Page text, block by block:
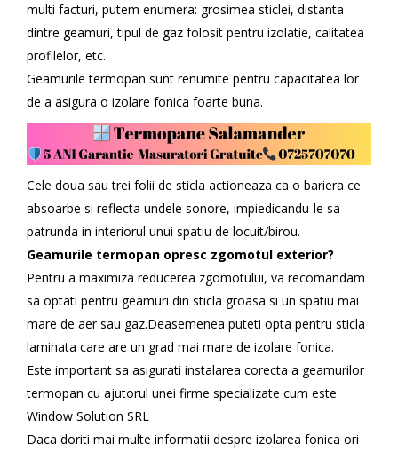
multi facturi, putem enumera: grosimea sticlei, distanta
dintre geamuri, tipul de gaz folosit pentru izolatie, calitatea
profilelor, etc.
Geamurile termopan sunt renumite pentru capacitatea lor
de a asigura o izolare fonica foarte buna.
Cele doua sau trei folii de sticla actioneaza ca o bariera ce
absoarbe si reflecta undele sonore, impiedicandu-le sa
patrunda in interiorul unui spatiu de locuit/birou.
Geamurile termopan opresc zgomotul exterior?
Pentru a maximiza reducerea zgomotului, va recomandam
sa optati pentru geamuri din sticla groasa si un spatiu mai
mare de aer sau gaz.Deasemenea puteti opta pentru sticla
laminata care are un grad mai mare de izolare fonica.
Este important sa asigurati instalarea corecta a geamurilor
termopan cu ajutorul unei firme specializate cum este
Window Solution SRL
Daca doriti mai multe informatii despre izolarea fonica ori